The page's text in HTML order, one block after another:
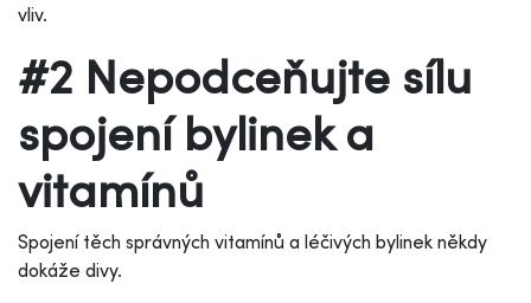
vliv.
#2 Nepodceňujte sílu
spojení bylinek a
vitamínů
Spojení těch správných vitamínů a léčivých bylinek někdy
dokáže divy.